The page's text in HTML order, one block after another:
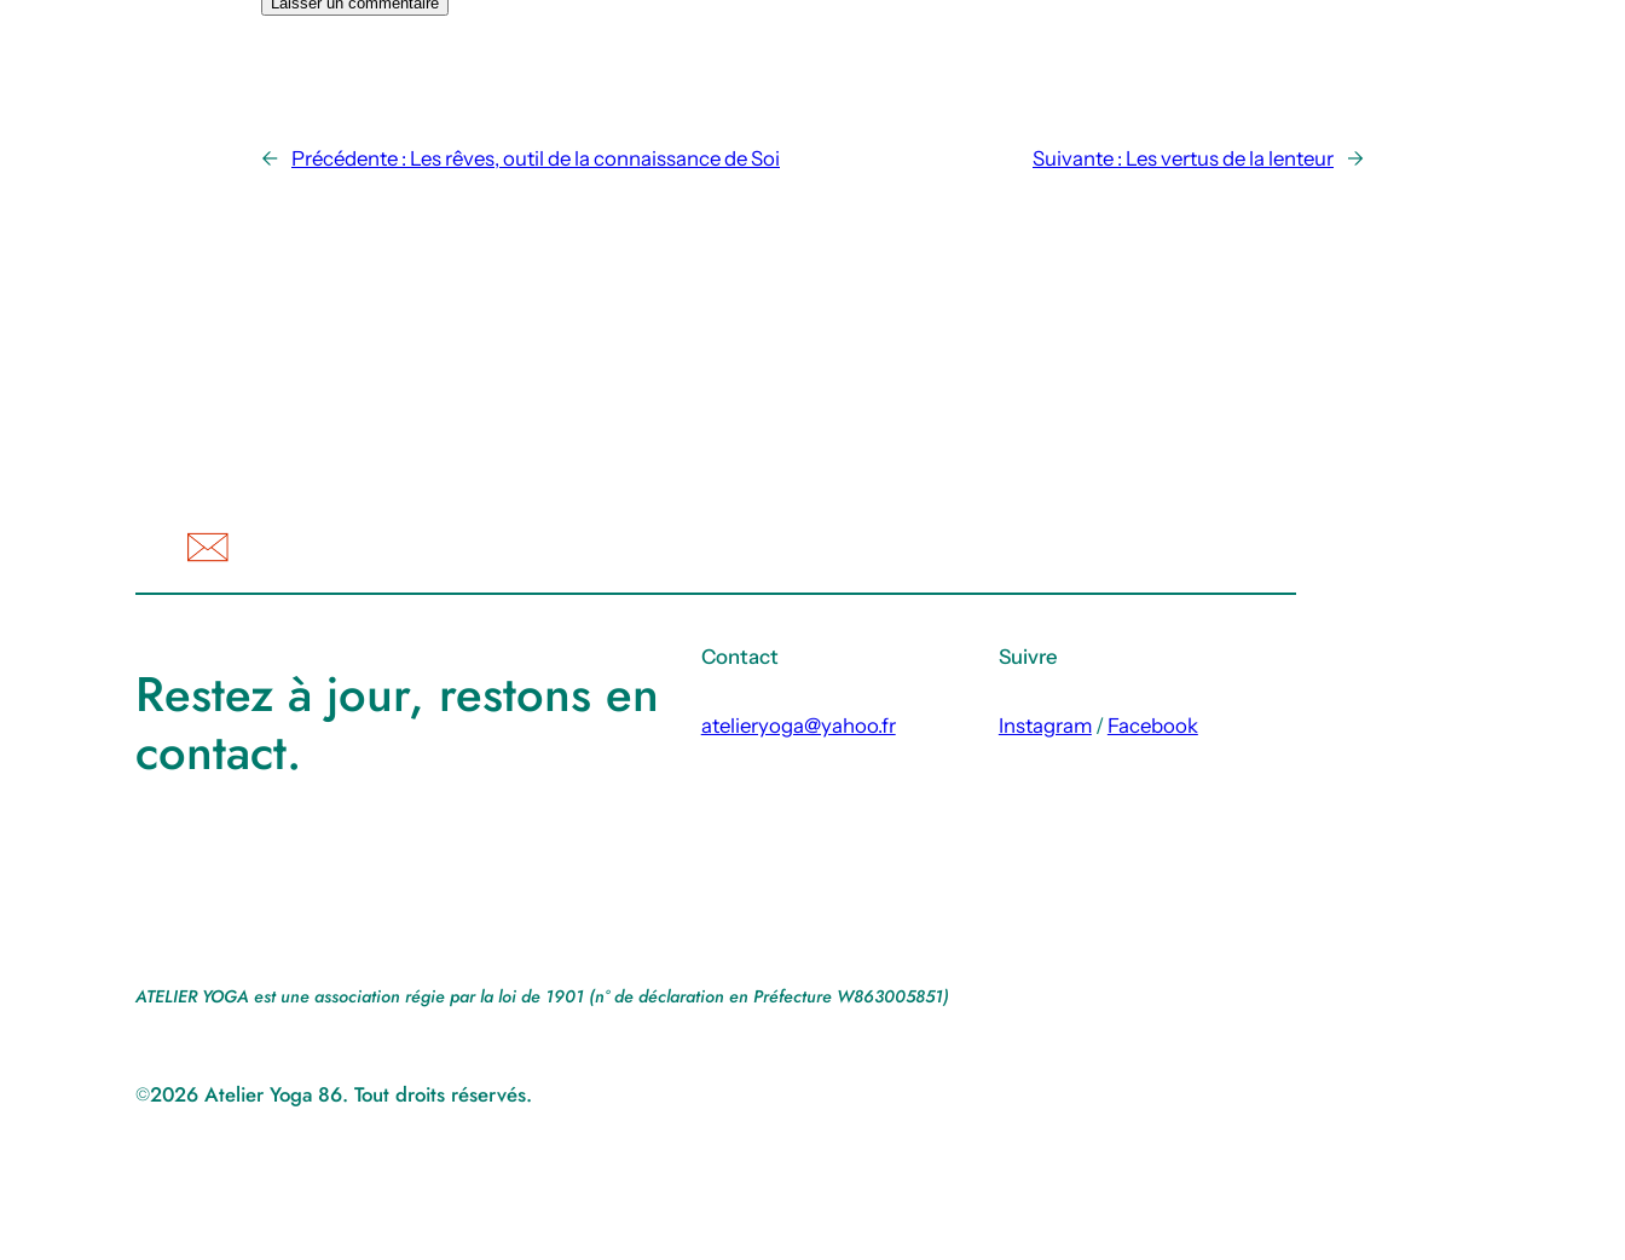
← Précédente : Les rêves, outil de la connaissance de Soi Suivante : Les vertus de la lenteur →
Restez à jour, restons en
contact.
Contact
atelieryoga@yahoo.fr
Suivre
Instagram/ Facebook
ATELIER YOGA est une association régie par la loi de 1901 (n° de déclaration en Préfecture W863005851)
©2026 Atelier Yoga 86. Tout droits réservés.